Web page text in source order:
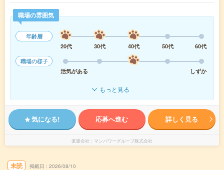
職場の雰囲気
年齢層
20代
30代 40代 50代
60代
職場の様子
活気がある
しずか
もっと見る
気になる! 応募へ進む 詳しく見る
派遣会社 マンパワーグループ株式会社
未読 掲載日 2026/08/10